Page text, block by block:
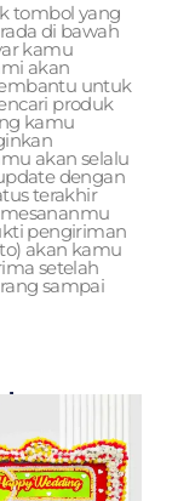
tombol yang
di bawah
kamu
akan
untuk
produk
kamu
akan selalu
dengan
terakhir
pengiriman
akan kamu
setelah
sampai